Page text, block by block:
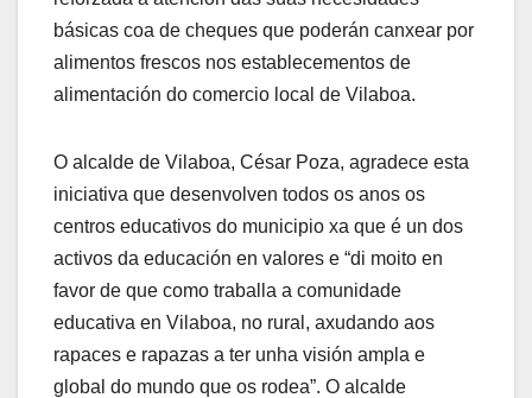
básicas coa de cheques que poderán canxear por
alimentos frescos nos establecementos de
alimentación do comercio local de Vilaboa.
O alcalde de Vilaboa, César Poza, agradece esta
iniciativa que desenvolven todos os anos os
centros educativos do municipio xa que é un dos
activos da educación en valores e “di moito en
favor de que como traballa a comunidade
educativa en Vilaboa, no rural, axudando aos
rapaces e rapazas a ter unha visión ampla e
global do mundo que os rodea”. O alcalde